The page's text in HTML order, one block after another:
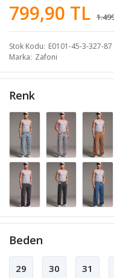
799,90 TL
Stok Kodu E0101-45-3-327-87
Marka Zafoni
Renk
Beden
29 30 31